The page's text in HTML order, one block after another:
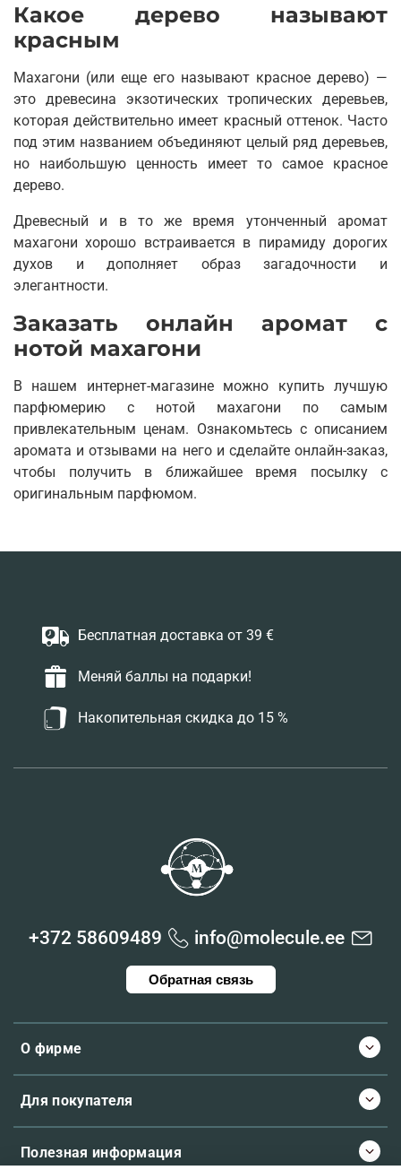
Какое дерево называют
красным
Махагони (или еще его называют красное дерево) —
это древесина экзотических тропических деревьев,
которая действительно имеет красный оттенок. Часто
под этим названием объединяют целый ряд деревьев,
но наибольшую ценность имеет то самое красное
дерево.
Древесный и в то же время утонченный аромат
махагони хорошо встраивается в пирамиду дорогих
духов и дополняет образ загадочности и
элегантности.
Заказать онлайн аромат с
нотой махагони
В нашем интернет-магазине можно купить лучшую
парфюмерию с нотой махагони по самым
привлекательным ценам. Ознакомьтесь с описанием
аромата и отзывами на него и сделайте онлайн-заказ,
чтобы получить в ближайшее время посылку с
оригинальным парфюмом.
Бесплатная доставка от 39 €
Меняй баллы на подарки!
Накопительная скидка до 15 %
О фирме
Для покупателя
Полезная информация
+372 58609489 info@molecule.ee
Обратная связь